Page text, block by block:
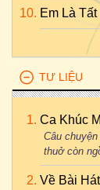
Em Là Tất
TƯ LIỆU
Ca Khúc
Câu
thuở còn
Về Bài